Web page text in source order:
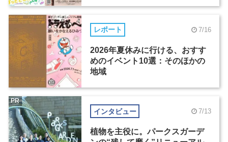
レポート 7/16
2026年夏休みに行ける、おすす
めのイベント10選：そのほかの
地域
インタビュー 7/13
植物を主役に。パークスガーデ
PR